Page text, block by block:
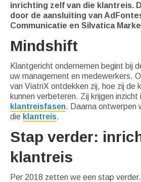
inrichting zelf van die klantreis.
door de aansluiting van
Communicatie en Silvatica
Mindshift
Klantgericht ondernemen begint bij
uw management en medewerkers.
van ViatriX ontdekken zij, hoe zij de
kunnen verbeteren. Zij krijgen inzicht
klantreisfasen. Daarna ontwerpen
die klantreis.
Stap verder:
klantreis
Per 2018 zetten we een stap